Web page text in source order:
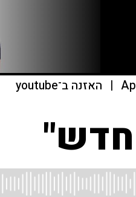
| האזנה ב־youtube
חדש"